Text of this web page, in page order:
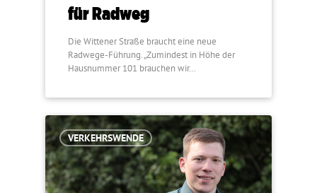
für Radweg
Die Wittener Straße braucht eine neue
Radwege-Führung. „Zumindest in Höhe der
Hausnummer 101 brauchen wir…
VERKEHRSWENDE